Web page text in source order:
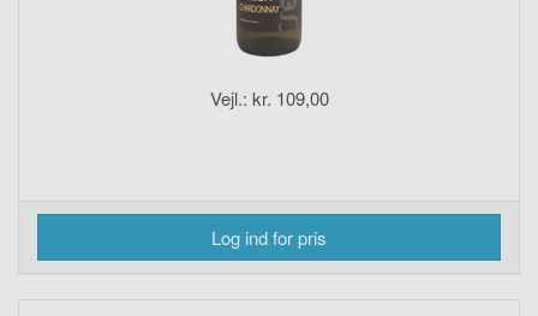
Vejl.: kr. 109,00
Log ind for pris